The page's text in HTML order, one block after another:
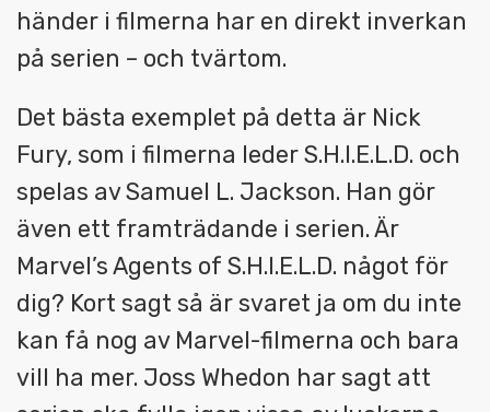
händer i filmerna har en direkt inverkan
på serien – och tvärtom.
Det bästa exemplet på detta är Nick
Fury, som i filmerna leder S.H.I.E.L.D. och
spelas av Samuel L. Jackson. Han gör
även ett framträdande i serien. Är
Marvel’s Agents of S.H.I.E.L.D. något för
dig? Kort sagt så är svaret ja om du inte
kan få nog av Marvel-filmerna och bara
vill ha mer. Joss Whedon har sagt att